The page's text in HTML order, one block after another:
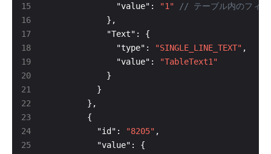
15
16
17
18
19
20
23
24
25
              "value":
"1"
              "type":
"SINGLE_LINE_TEXT"
              "value":
"TableText1"
          "id":
"8205"